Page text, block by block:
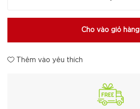
Cho vào giỏ hàng
Thêm vào yêu thích